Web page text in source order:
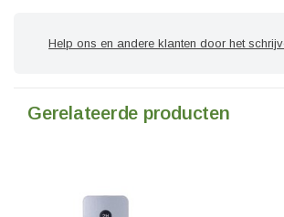
Help ons en andere klanten door het
Gerelateerde producten